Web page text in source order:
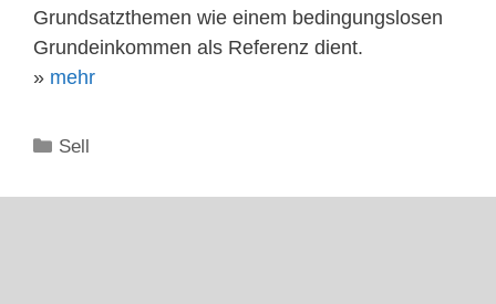
Grundsatzthemen wie einem bedingungslosen
Grundeinkommen als Referenz dient.
» mehr
Kategorien
Sell